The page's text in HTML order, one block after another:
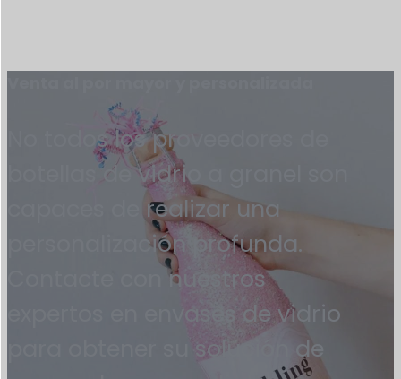
No todos los proveedores de
botellas de vidrio a granel son
capaces de realizar una
personalización profunda.
Contacte con nuestros
expertos en envases de vidrio
para obtener su solución de